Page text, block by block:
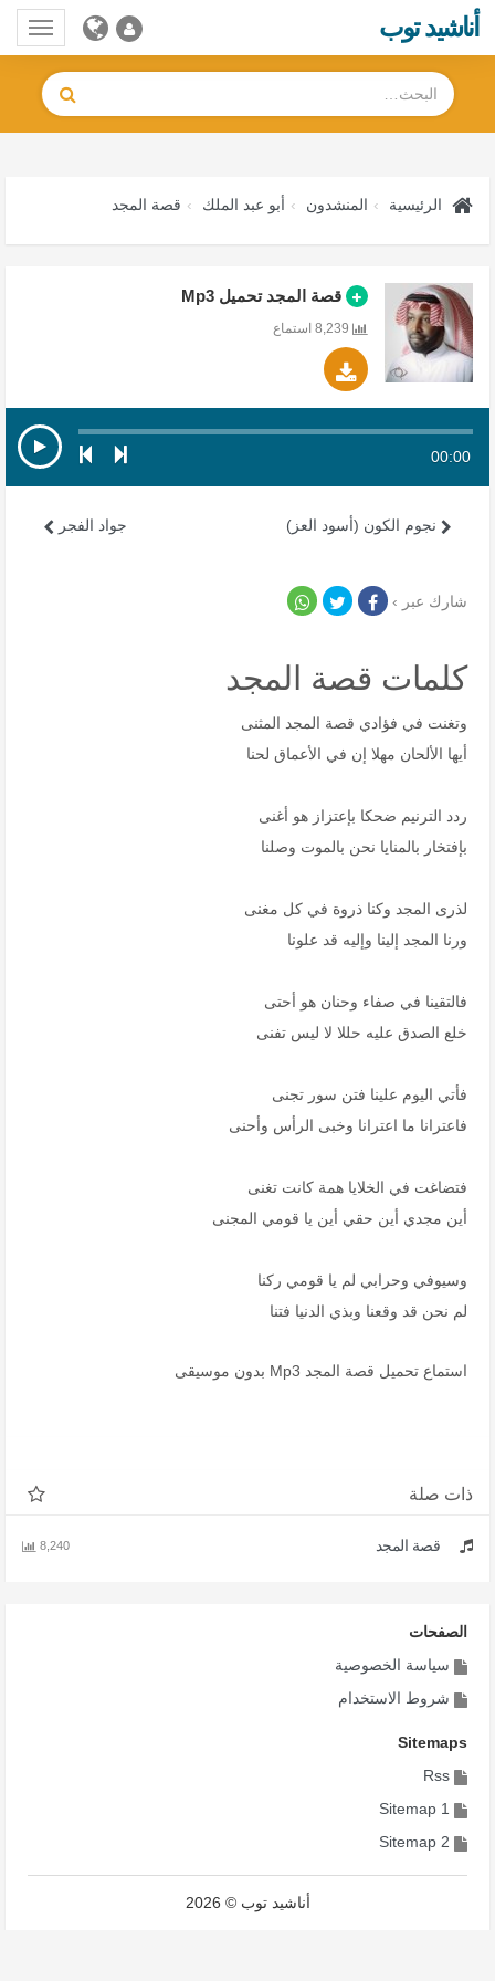
أناشيد توب
الرئيسية المنشدون أبو عبد الملك قصة المجد
قصة المجد تحميل Mp3
00:00
جواد الفجر نجوم الكون (أسود العز)
شارك عبر ›
كلمات قصة المجد
وتغنت في فؤادي قصة المجد المثنى
أيها الألحان مهلا إن في الأعماق لحنا
ردد الترنيم ضحكا بإعتزاز هو أغنى
بإفتخار بالمنايا نحن بالموت وصلنا
لذرى المجد وكنا ذروة في كل مغنى
ورنا المجد إلينا وإليه قد علونا
فالتقينا في صفاء وحنان هو أحتى
خلع الصدق عليه حللا لا ليس تفنى
فأتي اليوم علينا فتن سور تجنى
فاعترانا ما اعترانا وخبى الرأس وأحنى
فتضاغت في الخلايا همة كانت تغنى
أين مجدي أين حقي أين يا قومي المجنى
وسيوفي وحرابي لم يا قومي ركنا
لم نحن قد وقعنا وبذي الدنيا فتنا
استماع تحميل قصة المجد Mp3 بدون موسيقى
ذات صلة
قصة المجد 8,240
الصفحات
سياسة الخصوصية
شروط الاستخدام
Sitemaps
Rss
Sitemap 1
Sitemap 2
أناشيد توب © 2026